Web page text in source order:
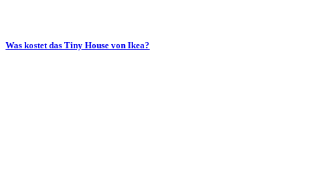
Was kostet das Tiny House von Ikea?